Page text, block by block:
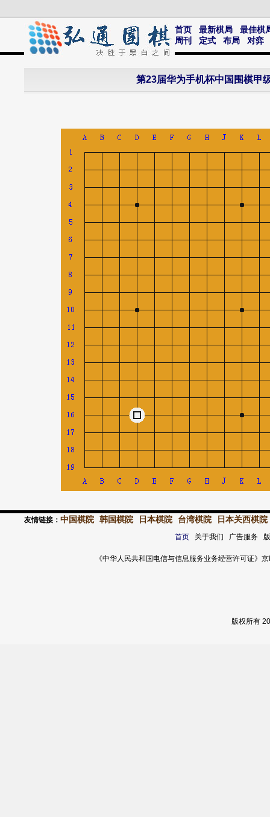
首页 最新棋局
最佳棋
周刊
定式 布局 对弈
第23届华为手机杯中国围棋甲
友情链接： 中国棋院 韩国棋院 日本棋院 台湾棋院 日本关西棋院
首页关于我们 广告服务
《中华人民共和国电信与信息服务业务经营许可证
版权所有